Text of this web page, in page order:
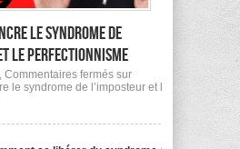
le syndrome de
le perfectionnisme
Commentaires fermés sur
le syndrome de l’imposteur et le